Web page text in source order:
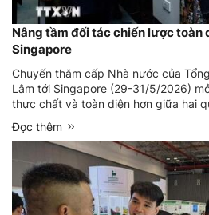
Nâng tầm đối tác chiến lược toàn
Singapore
Chuyến thăm cấp Nhà nước của
Lâm tới Singapore (29-31/5/2026)
thực chất và toàn diện hơn giữa hai
Đọc thêm